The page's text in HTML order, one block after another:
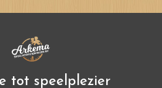
tot speelplezier